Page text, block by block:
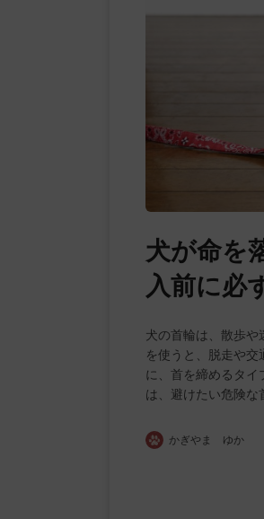
犬が命を
入前に必
犬の首輪は、散歩や
を使うと、脱走や
に、首を締めるタ
は、避けたい危険な
かぎやま ゆか